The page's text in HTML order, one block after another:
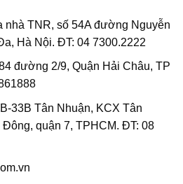
nhà TNR, số 54A đường Nguyễn
Hà Nội. ĐT: 04 7300.2222
đường 2/9, Quận Hải Châu, TP
33B Tân Nhuận, KCX Tân
quận 7, TPHCM. ĐT: 08